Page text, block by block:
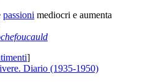
passioni mediocri e aumenta
]
Diario (1935-1950)